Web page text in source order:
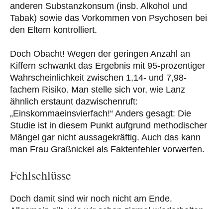
anderen Substanzkonsum (insb. Alkohol und
Tabak) sowie das Vorkommen von Psychosen bei
den Eltern kontrolliert.
Doch Obacht! Wegen der geringen Anzahl an
Kiffern schwankt das Ergebnis mit 95-prozentiger
Wahrscheinlichkeit zwischen 1,14- und 7,98-
fachem Risiko. Man stelle sich vor, wie Lanz
ähnlich erstaunt dazwischenruft:
„Einskommaeinsvierfach!“ Anders gesagt: Die
Studie ist in diesem Punkt aufgrund methodischer
Mängel gar nicht aussagekräftig. Auch das kann
man Frau Graßnickel als Faktenfehler vorwerfen.
Fehlschlüsse
Doch damit sind wir noch nicht am Ende.